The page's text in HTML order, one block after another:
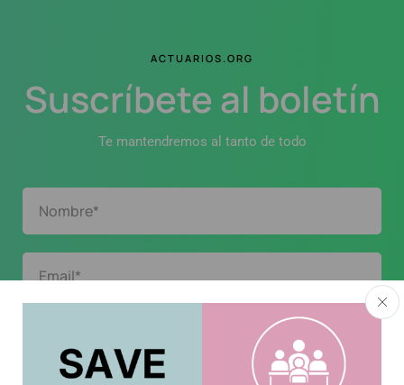
ACTUARIOS.ORG
Suscríbete al boletín
Te mantendremos al tanto de todo